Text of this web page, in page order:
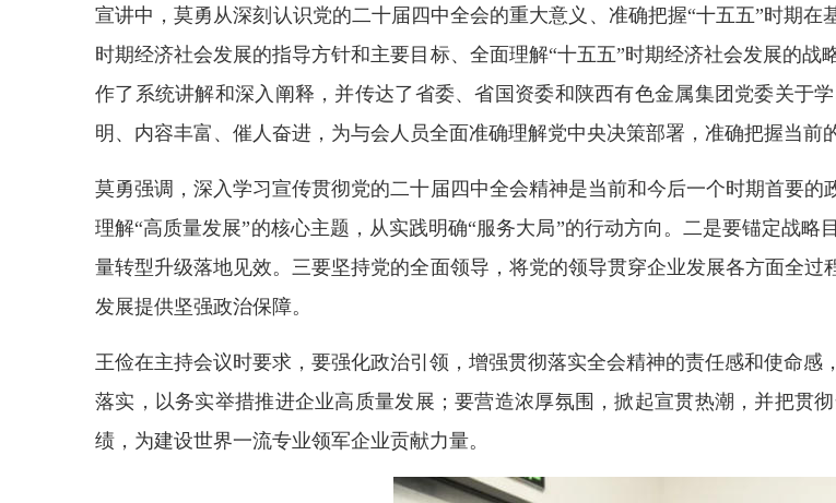
宣讲中，莫勇从深刻认识党的二十届四中全会的重大意义、准确把握“十五五”时期
时期经济社会发展的指导方针和主要目标、全面理解“十五五”时期经济社会发展的
作了系统讲解和深入阐释，并传达了省委、省国资委和陕西有色金属集团党委关于
明、内容丰富、催人奋进，为与会人员全面准确理解党中央决策部署，准确把握当前
莫勇强调，深入学习宣传贯彻党的二十届四中全会精神是当前和今后一个时期首要
理解“高质量发展”的核心主题，从实践明确“服务大局”的行动方向。二是要锚定战
量转型升级落地见效。三要坚持党的全面领导，将党的领导贯穿企业发展各方面全
发展提供坚强政治保障。
王俭在主持会议时要求，要强化政治引领，增强贯彻落实全会精神的责任感和使命
落实，以务实举措推进企业高质量发展；要营造浓厚氛围，掀起宣贯热潮，并把贯
绩，为建设世界一流专业领军企业贡献力量。